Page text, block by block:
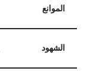
الموانع
الشهود